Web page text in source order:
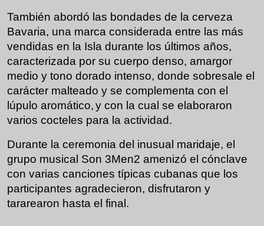
También abordó las bondades de la cerveza
Bavaria, una marca considerada entre las más
vendidas en la Isla durante los últimos años,
caracterizada por su cuerpo denso, amargor
medio y tono dorado intenso, donde sobresale el
carácter malteado y se complementa con el
lúpulo aromático,y con la cual se elaboraron
varios cocteles para la actividad.
Durante la ceremonia del inusual maridaje, el
grupo musical Son 3Men2 amenizó el cónclave
con varias canciones típicas cubanas que los
participantes agradecieron, disfrutaron y
tararearon hasta el final.